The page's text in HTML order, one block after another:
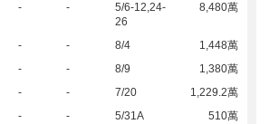
- -
5/6-12,24-
26
8,480萬
- - 8/4
1,448萬
- - 8/9
1,380萬
- - 7/20
1,229.2萬
- - 5/31A
510萬